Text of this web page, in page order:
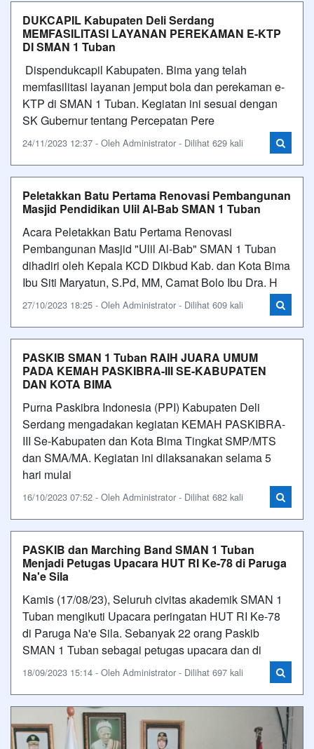
DUKCAPIL Kabupaten Deli Serdang
MEMFASILITASI LAYANAN PEREKAMAN E-KTP
DI SMAN 1 Tuban
Dispendukcapil Kabupaten. Bima yang telah
memfasilitasi layanan jemput bola dan perekaman e-
KTP di SMAN 1 Tuban. Kegiatan ini sesuai dengan
SK Gubernur tentang Percepatan Pere
24/11/2023 12:37 - Oleh Administrator - Dilihat 629 kali
Peletakkan Batu Pertama Renovasi Pembangunan
Masjid Pendidikan Ulil Al-Bab SMAN 1 Tuban
Acara Peletakkan Batu Pertama Renovasi
Pembangunan Masjid "Ulil Al-Bab" SMAN 1 Tuban
dihadiri oleh Kepala KCD Dikbud Kab. dan Kota Bima
Ibu Siti Maryatun, S.Pd, MM, Camat Bolo Ibu Dra. H
27/10/2023 18:25 - Oleh Administrator - Dilihat 609 kali
PASKIB SMAN 1 Tuban RAIH JUARA UMUM
PADA KEMAH PASKIBRA-III SE-KABUPATEN
DAN KOTA BIMA
Purna Paskibra Indonesia (PPI) Kabupaten Deli
Serdang mengadakan kegiatan KEMAH PASKIBRA-
III Se-Kabupaten dan Kota Bima Tingkat SMP/MTS
dan SMA/MA. Kegiatan ini dilaksanakan selama 5
hari mulai
16/10/2023 07:52 - Oleh Administrator - Dilihat 682 kali
PASKIB dan Marching Band SMAN 1 Tuban
Menjadi Petugas Upacara HUT RI Ke-78 di Paruga
Na'e Sila
Kamis (17/08/23), Seluruh civitas akademik SMAN 1
Tuban mengikuti Upacara peringatan HUT RI Ke-78
di Paruga Na'e Sila. Sebanyak 22 orang Paskib
SMAN 1 Tuban sebagai petugas upacara dan di
18/09/2023 15:14 - Oleh Administrator - Dilihat 697 kali